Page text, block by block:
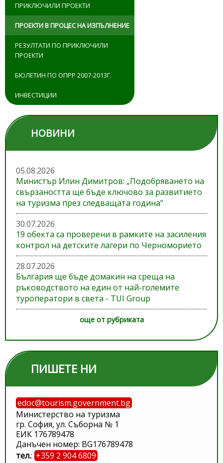
ПРИКЛЮЧИЛИ ПРОЕКТИ
ПРОЕКТИ В ПРОЦЕС НА ИЗПЪЛНЕНИЕ
РЕЗУЛТАТИ ПО ПРИКЛЮЧИЛИ
ПРОЕКТИ
БЮЛЕТИН ПО ОПРР 2007-2013Г.
ИНВЕСТИЦИИ
НОВИНИ
05.08.2026
Министър Илин Димитров: „Подобряването на
свързаността ще бъде ключово за развитието
на туризма през следващата година“
30.07.2026
19 обекта са проверени в рамките на засиления
контрол на детските лагери по Черноморието
28.07.2026
България ще бъде домакин на среща на
ръководството на един от най-големите
туроператори в света - TUI Group
още от рубриката
ПИШЕТЕ НИ
edoc@tourism.government.bg
Министерство на туризма
гр. София, ул. Съборна № 1
ЕИК 176789478
Данъчен номер: BG176789478
тел.: +359 2 904 6809